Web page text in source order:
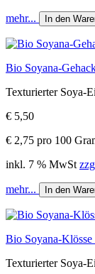
mehr... In den
Bio Soyana-
Texturierter Soya-
€ 5,50
€ 2,75 pro 100
inkl. 7 % MwSt
mehr... In den
Bio Soyana-
Texturierter Soya-